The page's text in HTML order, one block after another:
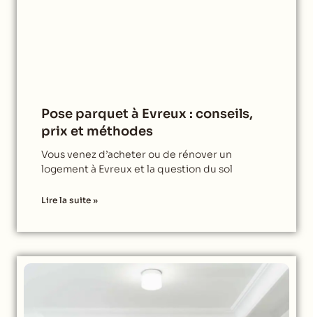
Pose parquet à Evreux : conseils,
prix et méthodes
Vous venez d’acheter ou de rénover un
logement à Evreux et la question du sol
Lire la suite »